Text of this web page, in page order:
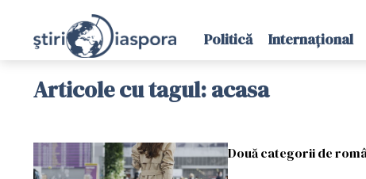
Politică Internațional
Articole cu tagul: acasa
Două categorii de